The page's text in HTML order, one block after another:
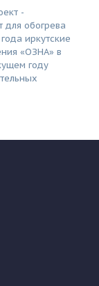
-
для обогрева
иркутские
«ОЗНА» в
году